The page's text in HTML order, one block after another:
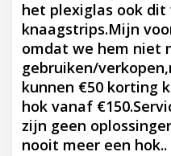
het plexiglas ook
knaagstrips.Mijn
omdat we hem niet
gebruiken/
kunnen €50 korting
hok vanaf
zijn geen
nooit meer een hok..